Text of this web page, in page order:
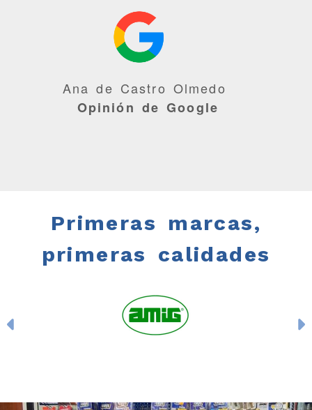
Ana de Castro Olmedo
Opinión de Google
Primeras marcas,
primeras calidades